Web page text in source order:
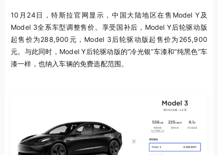
10月24日，特斯拉官网显示，中国大陆地区在售Model Y及
Model 3全系车型调整售价。享受国补后，Model Y后轮驱动版
起售价为288,900元，Model 3后轮驱动版起售价为265,900
元。与此同时，Model Y后轮驱动版的“冷光银”车漆和“纯黑色”车
漆一样，也纳入车辆的免费选配范围。